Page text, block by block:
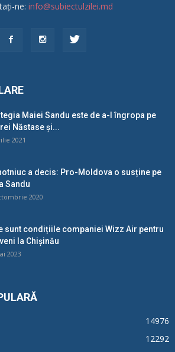
ne: info@subiectulzilei.md
Maiei Sandu este de a-l îngropa pe
Năstase și...
2021
a decis: Pro-Moldova o susține pe
Sandu
2020
sunt condițiile companiei Wizz Air pentru
la Chișinău
2023
14976
12292